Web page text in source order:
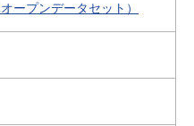
ープンデータセット）